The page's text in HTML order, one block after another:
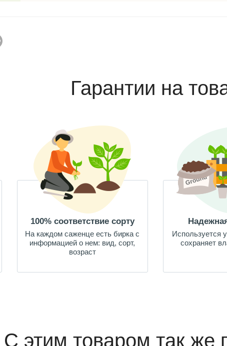
Гарантии на
100% соответствие сорту
На каждом саженце есть бирка с
информацией о нем: вид, сорт,
возраст
Используется
сохраняет
С этим товаром так же